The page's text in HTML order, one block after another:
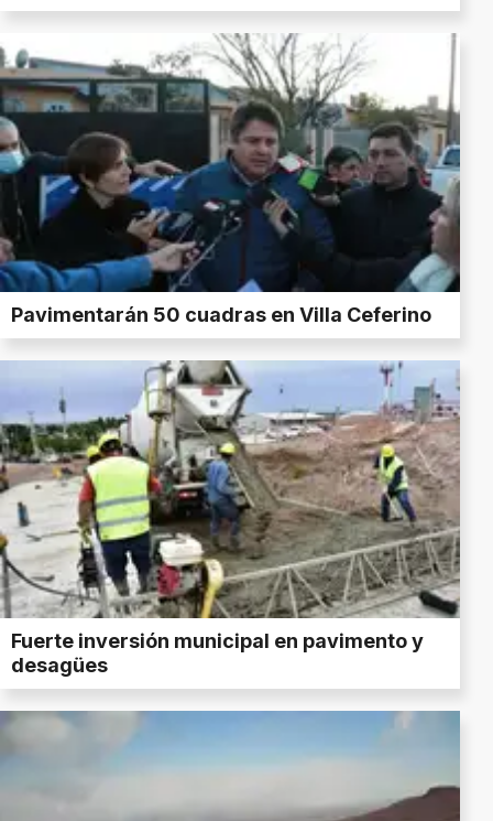
Pavimentarán 50 cuadras en Villa Ceferino
Fuerte inversión municipal en pavimento y
desagües